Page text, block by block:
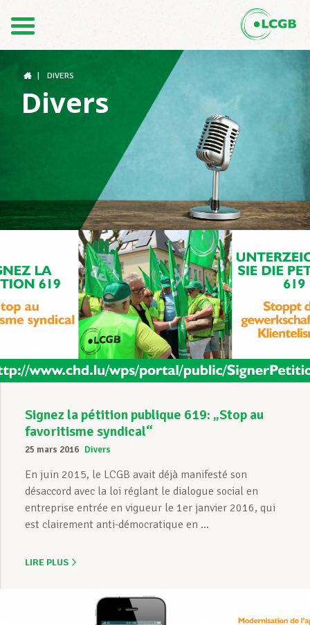
DE
Structures syndicales
Assistance au Travail
Vos droits
Assistance en vie privée
Devenir Membre
Actualités
DIVERS
Divers
Signez la pétition publique 619: „Stop au
favoritisme syndical“
25 mars 2016 Divers
En juin 2015, le LCGB avait déjà manifesté son
désaccord avec la loi réglant le dialogue social en
entreprise entrée en vigueur le 1er janvier 2016, qui
est clairement anti-démocratique en ...
LIRE PLUS